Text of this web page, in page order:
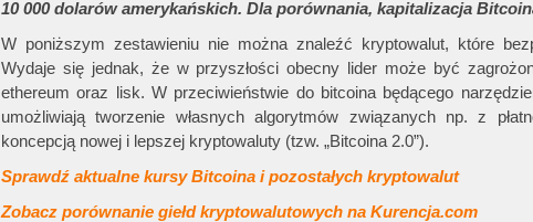
10 000 dolarów amerykańskich. Dla porównania, kapitalizacja
W poniższym zestawieniu nie można znaleźć kryptowalut, które
Wydaje się jednak, że w przyszłości obecny lider może być
ethereum oraz lisk. W przeciwieństwie do bitcoina będącego
umożliwiają tworzenie własnych algorytmów związanych np. z
koncepcją nowej i lepszej kryptowaluty (tzw. „Bitcoina 2.0”).
Sprawdź aktualne kursy Bitcoina i pozostałych kryptowalut
Zobacz porównanie giełd kryptowalutowych na Kurencja.com